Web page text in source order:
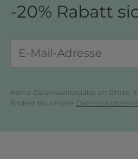
-20% Rabatt
Keine Datenweitergabe an Dritte.
findest du unsere